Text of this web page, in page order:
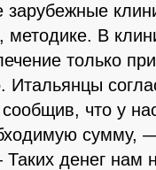
зарубежные
методике. В
только
что у
сумму,
денег нам